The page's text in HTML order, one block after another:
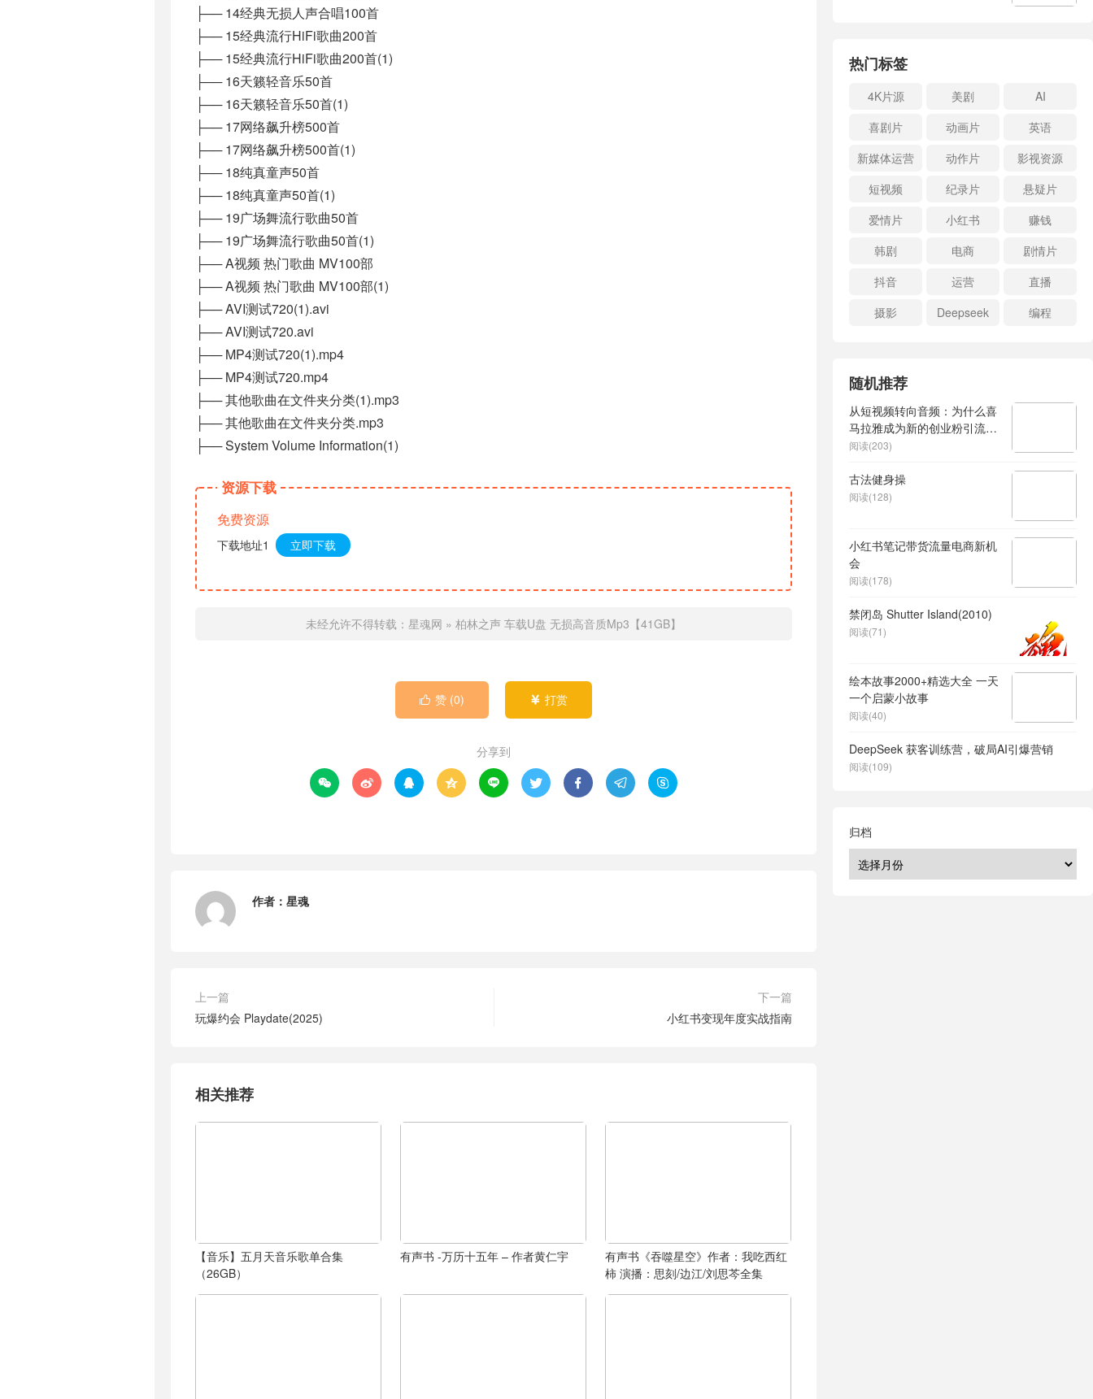
├── 14经典无损人声合唱100首
├── 15经典流行HiFi歌曲200首
├── 15经典流行HiFi歌曲200首(1)
├── 16天籁轻音乐50首
├── 16天籁轻音乐50首(1)
├── 17网络飙升榜500首
├── 17网络飙升榜500首(1)
├── 18纯真童声50首
├── 18纯真童声50首(1)
├── 19广场舞流行歌曲50首
├── 19广场舞流行歌曲50首(1)
├── A视频 热门歌曲 MV100部
├── A视频 热门歌曲 MV100部(1)
├── AVI测试720(1).avi
├── AVI测试720.avi
├── MP4测试720(1).mp4
├── MP4测试720.mp4
├── 其他歌曲在文件夹分类(1).mp3
├── 其他歌曲在文件夹分类.mp3
├── System Volume Information(1)
资源下载
免费资源
下载地址1 立即下载
未经允许不得转载： 星魂网 » 柏林之声 车载U盘 无损高音质Mp3【41GB】
 赞 (0)  打赏
分享到
        
作者： 星魂
上一篇
玩爆约会 Playdate(2025)
下一篇
小红书变现年度实战指南
相关推荐
【音乐】五月天音乐歌单合集
（26GB）
有声书 -万历十五年 – 作者黄仁宇
有声书《吞噬星空》作者：我吃西红
柿 演播：思刻/边江/刘思芩全集
热门标签
4K片源 美剧
AI
喜剧片
动画片
英语
新媒体运营
动作片
影视资源
短视频
纪录片
悬疑片
爱情片
小红书
赚钱
韩剧
电商
剧情片
抖音
运营
直播
摄影
Deepseek 编程
随机推荐
从短视频转向音频：为什么喜
马拉雅成为新的创业粉引流利
器？每天轻松引流200+精准
阅读(203)
古法健身操
阅读(128)
小红书笔记带货流量电商新机
会
阅读(178)
禁闭岛 Shutter Island(2010)
阅读(71)
绘本故事2000+精选大全 一天
一个启蒙小故事
阅读(40)
DeepSeek 获客训练营，破局AI引爆营销
阅读(109)
归档